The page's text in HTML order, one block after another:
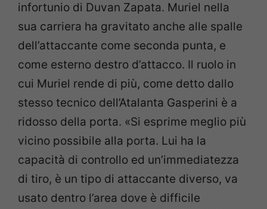
infortunio di Duvan Zapata. Muriel nella
sua carriera ha gravitato anche alle spalle
dell’attaccante come seconda punta, e
come esterno destro d’attacco. Il ruolo in
cui Muriel rende di più, come detto dallo
stesso tecnico dell’Atalanta Gasperini è a
ridosso della porta. «Si esprime meglio più
vicino possibile alla porta. Lui ha la
capacità di controllo ed un’immediatezza
di tiro, è un tipo di attaccante diverso, va
usato dentro l’area dove è difficile